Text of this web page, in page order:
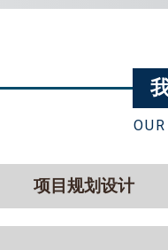
项目规划设计